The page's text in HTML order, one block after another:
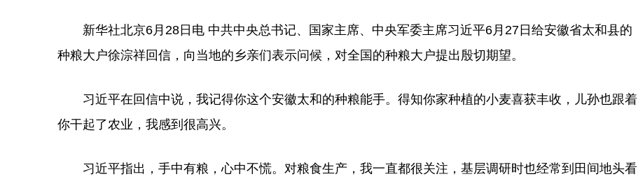
新华社北京6月28日电 中共中央总书记、国家主席、中央军委主席习近平6月27日给安徽省太和县的
种粮大户徐淙祥回信，向当地的乡亲们表示问候，对全国的种粮大户提出殷切期望。
习近平在回信中说，我记得你这个安徽太和的种粮能手。得知你家种植的小麦喜获丰收，儿孙也跟着
你干起了农业，我感到很高兴。
习近平指出，手中有粮，心中不慌。对粮食生产，我一直都很关注，基层调研时也经常到田间地头看